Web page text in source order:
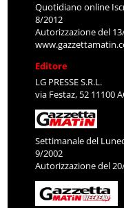
Quotidiano online
8/2012
Autorizzazione del
Editore
LG PRESSE S.R.L.
via Festaz, 52 11100
Settimanale del
9/2002
Autorizzazione del